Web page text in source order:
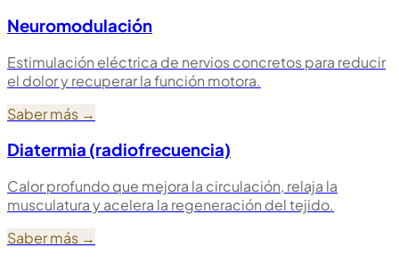
Neuromodulación
Estimulación eléctrica de nervios concretos para reducir
el dolor y recuperar la función motora.
Saber más →
Diatermia (radiofrecuencia)
Calor profundo que mejora la circulación, relaja la
musculatura y acelera la regeneración del tejido.
Saber más →